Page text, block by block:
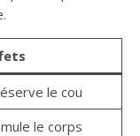
le cou
le corps